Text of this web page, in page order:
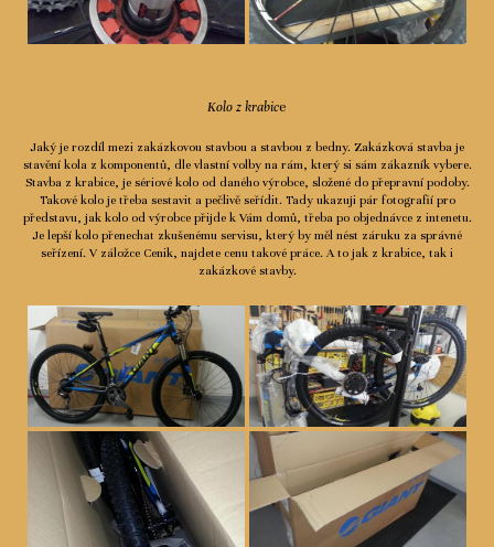
Kolo z krabice
Jaký je rozdíl mezi zakázkovou stavbou a stavbou z bedny. Zakázková stavba je
stavění kola z komponentů, dle vlastní volby na rám, který si sám zákazník vybere.
Stavba z krabice, je sériové kolo od daného výrobce, složené do přepravní podoby.
Takové kolo je třeba sestavit a pečlivě seřídit. Tady ukazuji pár fotografií pro
představu, jak kolo od výrobce přijde k Vám domů, třeba po objednávce z intenetu.
Je lepší kolo přenechat zkušenému servisu, který by měl nést záruku za správné
seřízení. V záložce Cenik, najdete cenu takové práce. A to jak z krabice, tak i
zakázkové stavby.